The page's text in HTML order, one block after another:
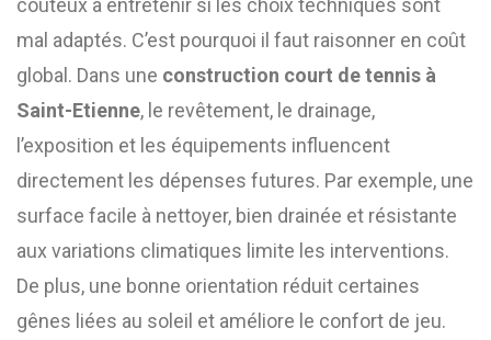
coûteux à entretenir si les choix techniques sont
mal adaptés. C’est pourquoi il faut raisonner en coût
global. Dans une construction court de tennis à
Saint-Etienne, le revêtement, le drainage,
l’exposition et les équipements influencent
directement les dépenses futures. Par exemple, une
surface facile à nettoyer, bien drainée et résistante
aux variations climatiques limite les interventions.
De plus, une bonne orientation réduit certaines
gênes liées au soleil et améliore le confort de jeu.